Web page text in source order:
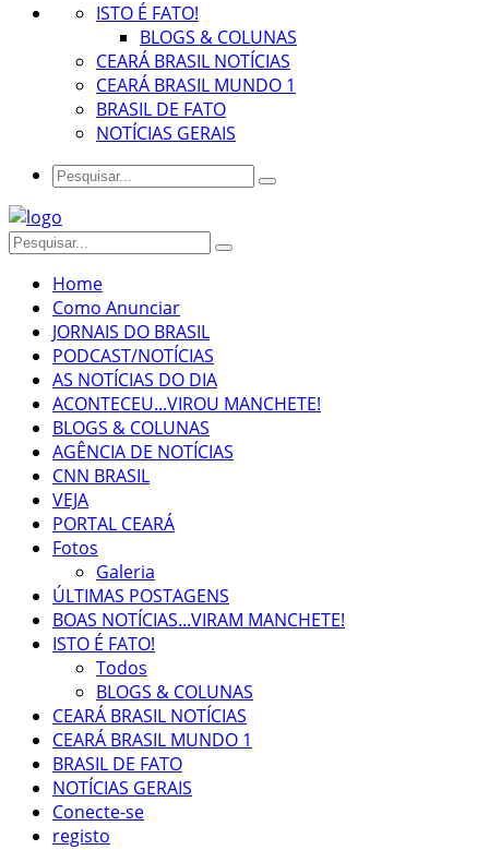
ISTO É FATO!
BLOGS & COLUNAS
CEARÁ BRASIL NOTÍCIAS
CEARÁ BRASIL MUNDO 1
BRASIL DE FATO
NOTÍCIAS GERAIS
Home
Como Anunciar
JORNAIS DO BRASIL
PODCAST/NOTÍCIAS
AS NOTÍCIAS DO DIA
ACONTECEU...VIROU MANCHETE!
BLOGS & COLUNAS
AGÊNCIA DE NOTÍCIAS
CNN BRASIL
VEJA
PORTAL CEARÁ
Fotos
Galeria
ÚLTIMAS POSTAGENS
BOAS NOTÍCIAS...VIRAM MANCHETE!
ISTO É FATO!
Todos
BLOGS & COLUNAS
CEARÁ BRASIL NOTÍCIAS
CEARÁ BRASIL MUNDO 1
BRASIL DE FATO
NOTÍCIAS GERAIS
Conecte-se
registo